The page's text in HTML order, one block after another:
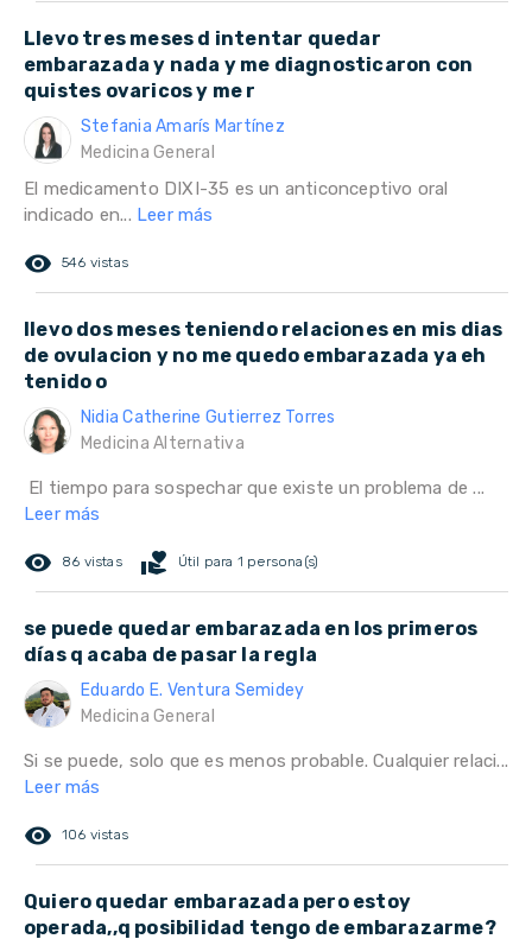
Llevo tres meses d intentar quedar
embarazada y nada y me diagnosticaron con
quistes ovaricos y me r
Stefania Amarís Martínez
Medicina General
El medicamento DIXI-35 es un anticonceptivo oral
indicado en... Leer más
remove_red_eye 546 vistas
llevo dos meses teniendo relaciones en mis dias
de ovulacion y no me quedo embarazada ya eh
tenido o
Nidia Catherine Gutierrez Torres
Medicina Alternativa
El tiempo para sospechar que existe un problema de ...
Leer más
remove_red_eye 86 vistas volunteer_activism Útil para 1 persona(s)
se puede quedar embarazada en los primeros
días q acaba de pasar la regla
Eduardo E. Ventura Semidey
Medicina General
Si se puede, solo que es menos probable. Cualquier relaci...
Leer más
remove_red_eye 106 vistas
Quiero quedar embarazada pero estoy
operada,,q posibilidad tengo de embarazarme?